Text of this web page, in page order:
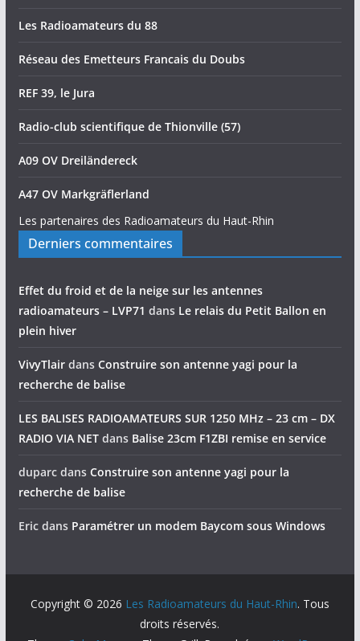
Les Radioamateurs du 88
Réseau des Emetteurs Francais du Doubs
REF 39, le Jura
Radio-club scientifique de Thionville (57)
A09 OV Dreiländereck
A47 OV Markgräflerland
Les partenaires des Radioamateurs du Haut-Rhin
Derniers commentaires
Effet du froid et de la neige sur les antennes
radioamateurs – LVP71 dans Le relais du Petit Ballon en
plein hiver
VivyTlairdans Construire son antenne yagi pour la
recherche de balise
LES BALISES RADIOAMATEURS SUR 1250 MHz – 23 cm – DX
RADIO VIA NETdans Balise 23cm F1ZBI remise en service
duparcdans Construire son antenne yagi pour la
recherche de balise
Ericdans Paramétrer un modem Baycom sous Windows
Copyright © 2026 Les Radioamateurs du Haut-Rhin. Tous
droits réservés.